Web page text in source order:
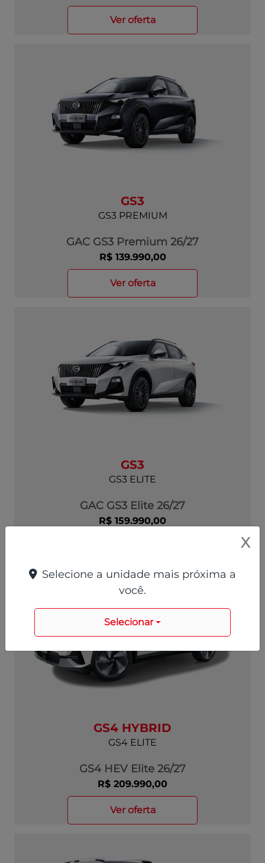
ver oferta
GS3
GS3 PREMIUM
GAC GS3 Premium 26/27
R$ 139.990,00
ver oferta
GS3
GS3 ELITE
GAC GS3 Elite 26/27
R$ 159.990,00
GS4 HYBRID
GS4 ELITE
GS4 HEV Elite 26/27
R$ 209.990,00
ver oferta
X
Selecione a unidade mais próxima a
você.
Selecionar